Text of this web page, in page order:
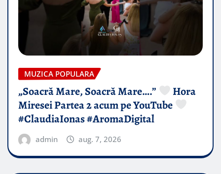
MUZICA POPULARA
„Soacră Mare, Soacră Mare….”
Hora
Miresei Partea 2 acum pe YouTube
#ClaudiaIonas #AromaDigital
admin aug. 7, 2026